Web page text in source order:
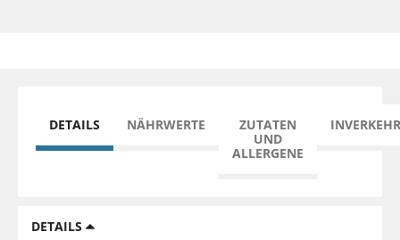
DETAILS NÄHRWERTE
ZUTATEN
UND
ALLERGENE
DETAILS